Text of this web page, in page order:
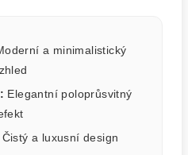
a minimalistický
Elegantní poloprůsvitný
Čistý a luxusní design